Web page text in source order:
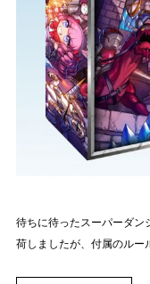
待ちに待ったスーパーダン
荷しましたが、付属のル